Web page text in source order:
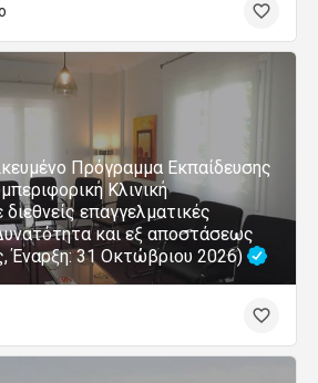
Πρόγραμμα Εκπαίδευσης
Κλινική
επαγγελματικές
και εξ αποστάσεως
Έναρξη: 31 Οκτώβριου 2026)